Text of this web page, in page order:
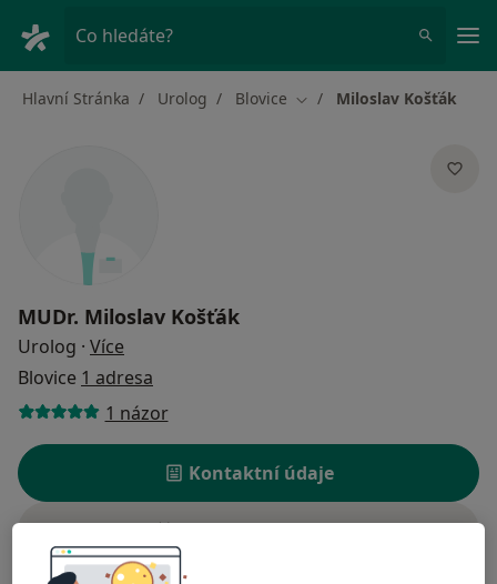
Co hledáte?
Hlavní Stránka Urolog Blovice Změna města
Miloslav Košťák
MUDr. Miloslav Košťák
Urolog · Více
Blovice 1 adresa
1 názor
Kontaktní údaje
Rezervovat termín